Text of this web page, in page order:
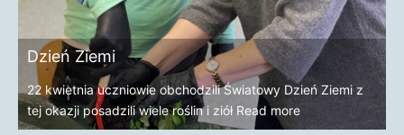
Dzień Ziemi
22 kwietnia uczniowie obchodzili Światowy Dzień Ziemi z
tej okazji posadzili wiele roślin i ziół Read more